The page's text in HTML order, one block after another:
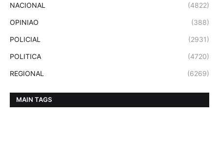
NACIONAL (4822)
OPINIAO (388)
POLICIAL (2931)
POLITICA (4720)
REGIONAL (6269)
MAIN TAGS